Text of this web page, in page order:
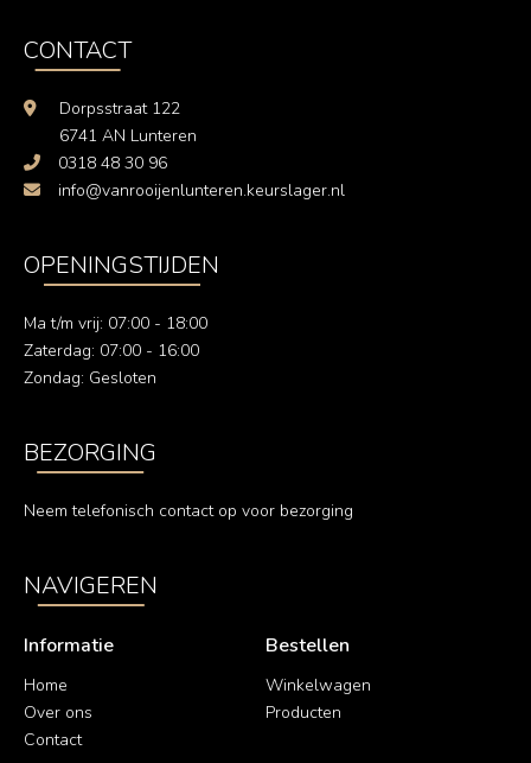
CONTACT
Dorpsstraat 122
6741 AN Lunteren
0318 48 30 96
info@vanrooijenlunteren.keurslager.nl
OPENINGSTIJDEN
Ma t/m vrij: 07:00 - 18:00
Zaterdag: 07:00 - 16:00
Zondag: Gesloten
BEZORGING
Neem telefonisch contact op voor bezorging
NAVIGEREN
Informatie
Home
Over ons
Contact
Bestellen
Winkelwagen
Producten